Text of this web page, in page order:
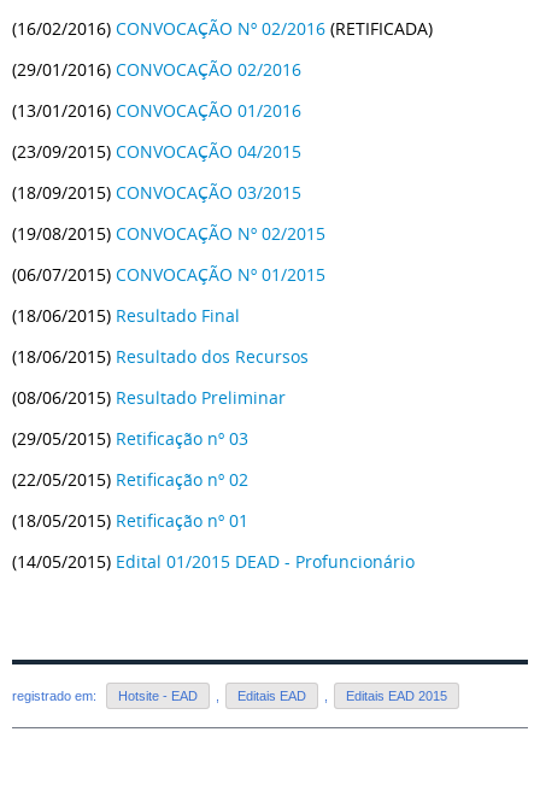
(16/02/2016) CONVOCAÇÃO Nº 02/2016 (RETIFICADA)
(29/01/2016) CONVOCAÇÃO 02/2016
(13/01/2016) CONVOCAÇÃO 01/2016
(23/09/2015) CONVOCAÇÃO 04/2015
(18/09/2015) CONVOCAÇÃO 03/2015
(19/08/2015) CONVOCAÇÃO Nº 02/2015
(06/07/2015) CONVOCAÇÃO Nº 01/2015
(18/06/2015) Resultado Final
(18/06/2015) Resultado dos Recursos
(08/06/2015) Resultado Preliminar
(29/05/2015) Retificação nº 03
(22/05/2015) Retificação nº 02
(18/05/2015) Retificação nº 01
(14/05/2015) Edital 01/2015 DEAD - Profuncionário
registrado em: Hotsite - EAD Editais EAD Editais EAD 2015